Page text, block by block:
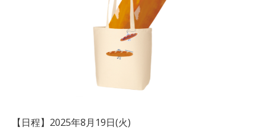
【日程】2025年8月19日(火)